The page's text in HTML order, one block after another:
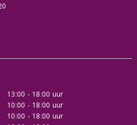
13:00 - 18:00 uur
10:00 - 18:00 uur
10:00 - 18:00 uur